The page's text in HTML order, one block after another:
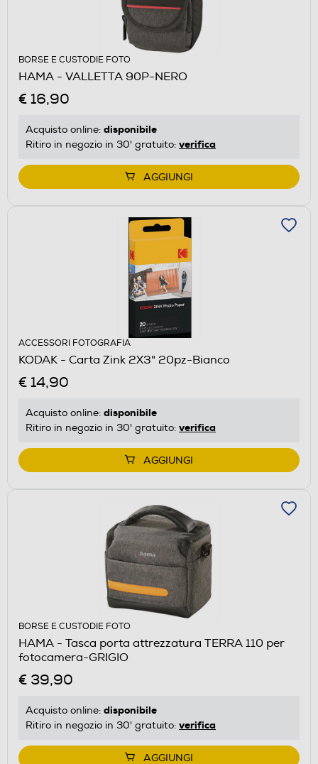
BORSE E CUSTODIE FOTO
HAMA - VALLETTA 90P-NERO
€ 16,90
Acquisto online: disponibile
Ritiro in negozio in 30' gratuito: verifica
AGGIUNGI
ACCESSORI FOTOGRAFIA
KODAK - Carta Zink 2X3" 20pz-Bianco
€ 14,90
Acquisto online: disponibile
Ritiro in negozio in 30' gratuito: verifica
AGGIUNGI
BORSE E CUSTODIE FOTO
HAMA - Tasca porta attrezzatura TERRA 110 per
fotocamera-GRIGIO
€ 39,90
Acquisto online: disponibile
Ritiro in negozio in 30' gratuito: verifica
AGGIUNGI